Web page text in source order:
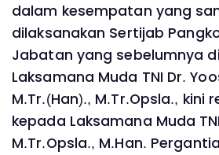
dalam kesempatan yang
dilaksanakan Sertijab
Jabatan yang sebelumnya
Laksamana Muda TNI Dr.
M.Tr.(Han)., M.Tr.Opsla., kini
kepada Laksamana Muda TNI
M.Tr.Opsla., M.Han.